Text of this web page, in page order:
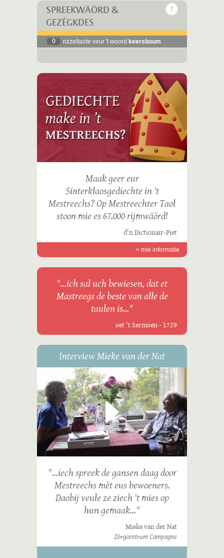
SPREEKWÄÖRD &
GEZÈGKDES
0 rizzeltaote veur 't woord keersboum
Maak geer eur
Sinterklaosgediechte in 't
Mestreechs? Op Mestreechter Taol
stoon mie es 67.000 rijmwäörd!
d'n Dictionair-Piet
> mie informatie
"...ich sal uch bewiesen, dat et
Mastreegs de beste van alle de
taulen is..."
oet 't Sermoen - 1729
Interview Mieke van der Nat
"...iech spreek de gansen daag door
Mestreechs mèt eus bewoeners.
Daobij veule ze ziech 't mies op
hun gemaak..."
Mieke van der Nat
Zörgcentrum Campagne